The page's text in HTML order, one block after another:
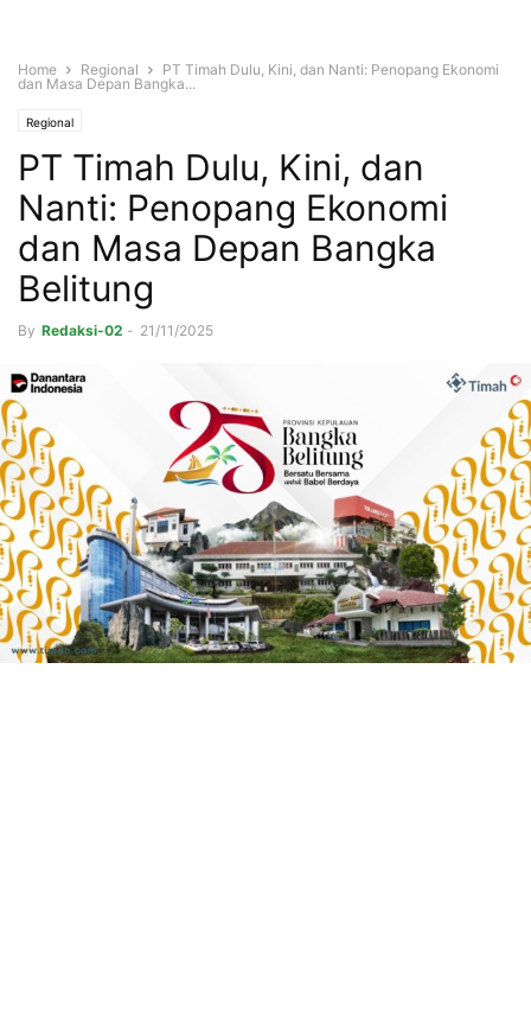
Home Regional
PT Timah Dulu, Kini, dan Nanti: Penopang Ekonomi
dan Masa Depan Bangka...
Regional
PT Timah Dulu, Kini, dan
Nanti: Penopang Ekonomi
dan Masa Depan Bangka
Belitung
By Redaksi-02 - 21/11/2025